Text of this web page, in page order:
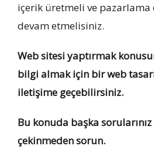
içerik üretmeli ve pazarlama
devam etmelisiniz.
Web sitesi yaptırmak
bilgi almak için bir web
iletişime geçebilirsiniz.
Bu konuda başka
çekinmeden sorun.